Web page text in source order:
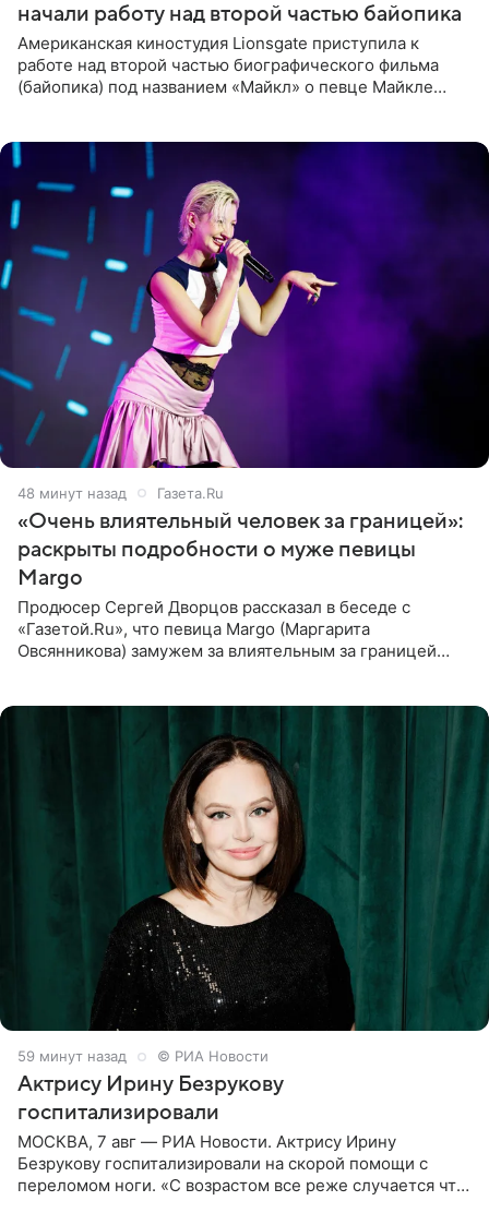
начали работу над второй частью байопика
Американская киностудия Lionsgate приступила к
работе над второй частью биографического фильма
(байопика) под названием «Майкл» о певце Майкле
48 минут назад Газета.Ru
«Очень влиятельный человек за границей»:
раскрыты подробности о муже певицы
Margo
Продюсер Сергей Дворцов рассказал в беседе с
«Газетой.Ru», что певица Margo (Маргарита
Овсянникова) замужем за влиятельным за границей
59 минут назад © РИА Новости
Актрису Ирину Безрукову
госпитализировали
МОСКВА, 7 авг — РИА Новости. Актрису Ирину
Безрукову госпитализировали на скорой помощи с
переломом ноги. «С возрастом все реже случается что-